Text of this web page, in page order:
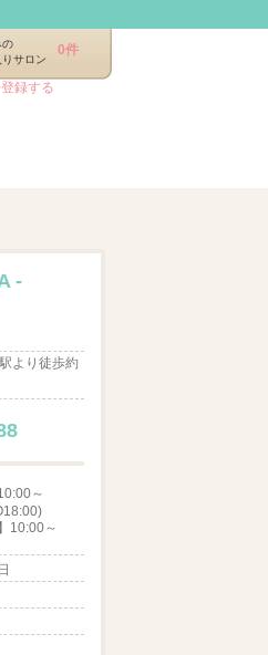
の
サロン
0件
録する
-
より徒歩約
～
10:00～